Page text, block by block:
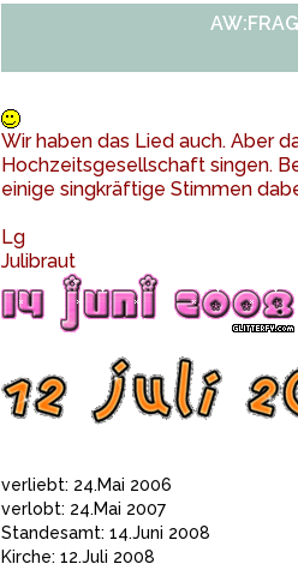
Wir haben das Lied auch. Aber
Hochzeitsgesellschaft singen.
einige singkräftige Stimmen
Lg
Julibraut
verliebt: 24.Mai 2006
verlobt: 24.Mai 2007
Standesamt: 14.Juni 2008
Kirche: 12.Juli 2008